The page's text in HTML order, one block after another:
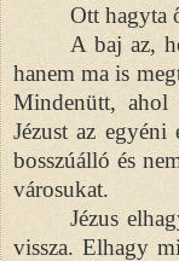
Ott hagyta
A baj az,
hanem ma is
Mindenütt, ahol
Jézust az egyéni
bosszúálló és
városukat.
Jézus
vissza. Elhagy